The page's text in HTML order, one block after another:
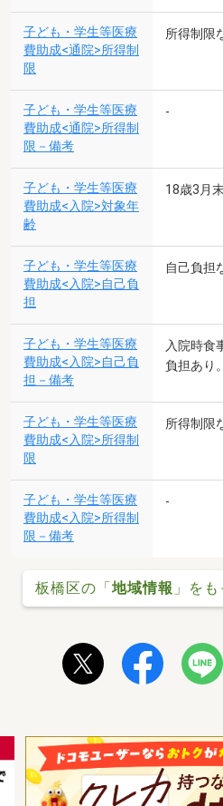
子ども・学生等医療
費助成<通院>所得制
限
所得制限
子ども・学生等医療
費助成<通院>所得制
限－備考
-
子ども・学生等医療
費助成<入院>対象年
齢
18歳3月
子ども・学生等医療
費助成<入院>自己負
担
自己負担
子ども・学生等医療
費助成<入院>自己負
担－備考
入院時食
負担あり。
子ども・学生等医療
費助成<入院>所得制
限
所得制限
子ども・学生等医療
費助成<入院>所得制
限－備考
-
板橋区の「地域情報 」を